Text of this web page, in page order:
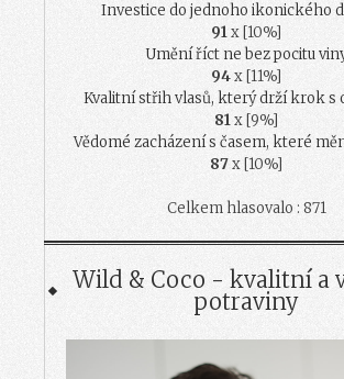
Investice do jednoho ikonického
91x [10%]
Umění říct ne bez pocitu
94x [11%]
Kvalitní střih vlasů, který drží krok s
81x [9%]
Vědomé zacházení s časem, které
87x [10%]
Celkem hlasovalo : 871
Wild & Coco - kvalitní a
potraviny